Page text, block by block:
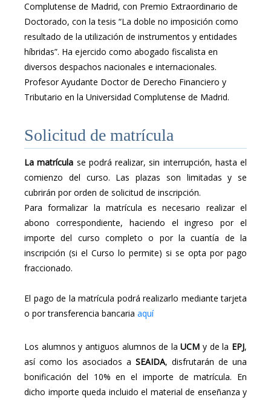
Complutense de Madrid, con Premio Extraordinario de
Doctorado, con la tesis “La doble no imposición como
resultado de la utilización de instrumentos y entidades
híbridas”. Ha ejercido como abogado fiscalista en
diversos despachos nacionales e internacionales.
Profesor Ayudante Doctor de Derecho Financiero y
Tributario en la Universidad Complutense de Madrid.
Solicitud de matrícula
La matrícula se podrá realizar, sin interrupción, hasta el
comienzo del curso. Las plazas son limitadas y se
cubrirán por orden de solicitud de inscripción.
Para formalizar la matrícula es necesario realizar el
abono correspondiente, haciendo el ingreso por el
importe del curso completo o por la cuantía de la
inscripción (si el Curso lo permite) si se opta por pago
fraccionado.
El pago de la matrícula podrá realizarlo mediante tarjeta
o por transferencia bancaria aquí
Los alumnos y antiguos alumnos de laUCM y de la EPJ,
así como los asociados a SEAIDA, disfrutarán de una
bonificación del 10% en el importe de matrícula. En
dicho importe queda incluido el material de enseñanza y